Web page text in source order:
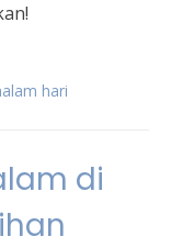
hari
di